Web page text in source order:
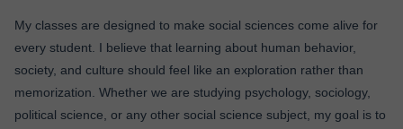
My classes are designed to make social sciences come alive for
every student. I believe that learning about human behavior,
society, and culture should feel like an exploration rather than
memorization. Whether we are studying psychology, sociology,
political science, or any other social science subject, my goal is to